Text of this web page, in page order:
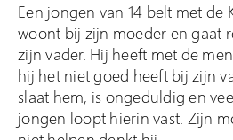
Een jongen van 14 belt met de
woont bij zijn moeder en gaat
zijn vader. Hij heeft met de
hij het niet goed heeft bij zijn
slaat hem, is ongeduldig en
jongen loopt hierin vast. Zijn